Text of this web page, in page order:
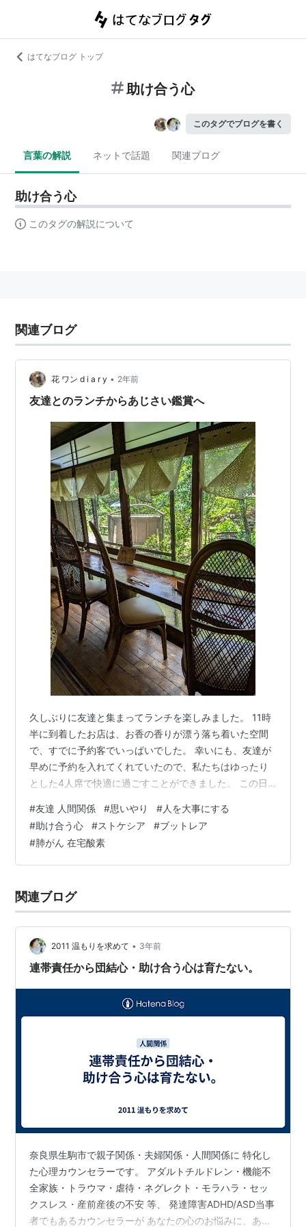
はてなブログ トップ
助け合う心
このタグでブログを書く
言葉の解説 ネットで話題 関連ブログ
助け合う心
このタグの解説について
関連ブログ
花 ワン d i a r y • 2年前
友達とのランチからあじさい鑑賞へ
久しぶりに友達と集まってランチを楽しみました。 11時
半に到着したお店は、お香の香りが漂う落ち着いた空間
で、すでに予約客でいっぱいでした。 幸いにも、友達が
早めに予約を入れてくれていたので、私たちはゆったり
とした4人席で快適に過ごすことができました。 この日
が並ぶおまかせランチ。 メインディッシュは鶏肉、白身
魚、ミックスから選べます。 小鉢に美しく盛り付けられ
た野菜の数々は、まるでアート作品のよう。 こんな御膳
がどーんと運ばれてきたら、思わずテンションが上がり
バー、デザートまで付いて1,300…
#友達 人間関係 #思いやり #人を大事にする
#助け合う心 #ストケシア #ブットレア
#肺がん 在宅酸素
関連ブログ
2011 温もりを求めて • 3年前
連帯責任から団結心・助け合う心は育たない。
奈良県生駒市で親子関係・夫婦関係・人間関係に 特化し
た心理カウンセラーです。 アダルトチルドレン・機能不
全家族・トラウマ・虐待・ネグレクト・モラハラ・セッ
クスレス・産前産後の不安 等、 発達障害ADHD/ASD当事
者でもあるカウンセラーが あなたの心のお悩みに、あな